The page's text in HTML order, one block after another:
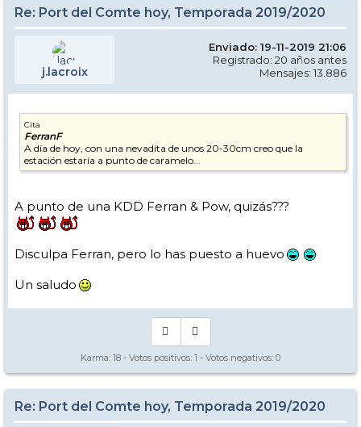
Re: Port del Comte hoy, Temporada 2019/2020
j.lacroix
Enviado: 19-11-2019 21:06
Registrado: 20 años antes
Mensajes: 13.886
Cita
FerranF
A día de hoy, con una nevadita de unos 20-30cm creo que la
estación estaría a punto de caramelo...
A punto de una KDD Ferran & Pow, quizás???
Disculpa Ferran, pero lo has puesto a huevo
Un saludo
Karma: 18 - Votos positivos: 1 - Votos negativos: 0
Re: Port del Comte hoy, Temporada 2019/2020